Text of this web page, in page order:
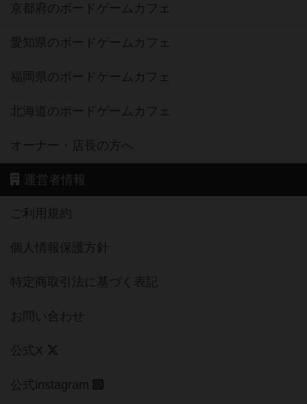
京都府のボードゲームカフェ
愛知県のボードゲームカフェ
福岡県のボードゲームカフェ
北海道のボードゲームカフェ
オーナー・店長の方へ
運営者情報
ご利用規約
個人情報保護方針
特定商取引法に基づく表記
お問い合わせ
公式X
公式instagram